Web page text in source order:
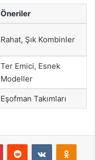
Öneriler
Rahat, Şık Kombinler
Ter Emici, Esnek
Modeller
Eşofman Takımları
PinterestReddit VKontakte